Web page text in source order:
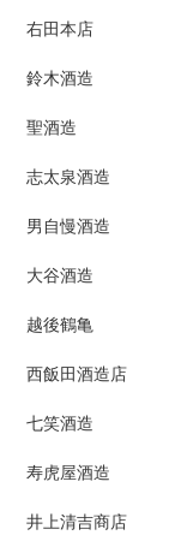
右田本店
鈴木酒造
聖酒造
志太泉酒造
男自慢酒造
大谷酒造
越後鶴亀
西飯田酒造店
七笑酒造
寿虎屋酒造
井上清吉商店